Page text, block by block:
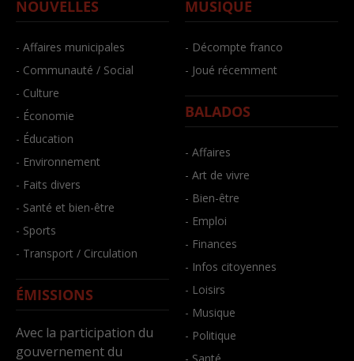
NOUVELLES
- Affaires municipales
- Communauté / Social
- Culture
- Économie
- Éducation
- Environnement
- Faits divers
- Santé et bien-être
- Sports
- Transport / Circulation
ÉMISSIONS
Avec la participation du
gouvernement du
MUSIQUE
- Décompte franco
- Joué récemment
BALADOS
- Affaires
- Art de vivre
- Bien-être
- Emploi
- Finances
- Infos citoyennes
- Loisirs
- Musique
- Politique